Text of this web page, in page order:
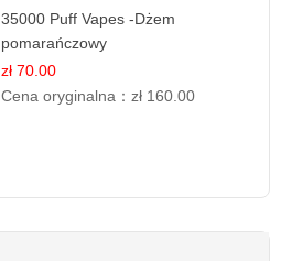
35000 Puff Vapes -Dżem
pomarańczowy
zł 70.00
Cena oryginalna：zł 160.00